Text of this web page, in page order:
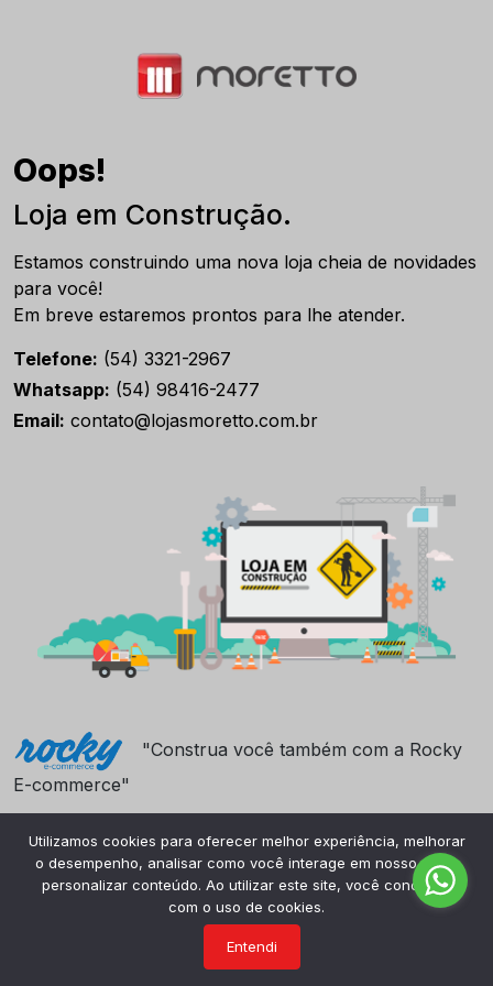
Oops!
Loja em Construção.
Estamos construindo uma nova loja cheia de novidades
para você!
Em breve estaremos prontos para lhe atender.
Telefone: (54) 3321-2967
Whatsapp: (54) 98416-2477
Email: contato@lojasmoretto.com.br
"Construa você também com a Rocky
E-commerce"
Utilizamos cookies para oferecer melhor experiência, melhorar
o desempenho, analisar como você interage em nosso site e
personalizar conteúdo. Ao utilizar este site, você concorda
com o uso de cookies.
Entendi